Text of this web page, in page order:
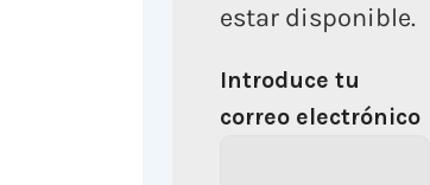
estar disponible.
Introduce tu
correo electrónico